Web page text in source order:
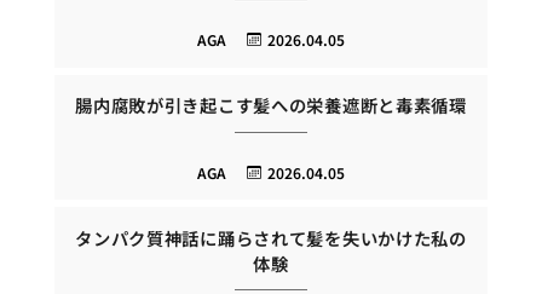
2026.04.05
AGA
腸内腐敗が引き起こす髪への栄養遮断と毒素循環
2026.04.05
AGA
タンパク質神話に踊らされて髪を失いかけた私の
体験